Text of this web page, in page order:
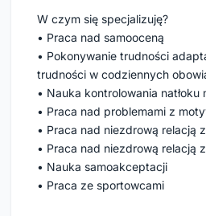
W czym się specjalizuję?
• Praca nad samooceną
• Pokonywanie trudności
trudności w codziennych
• Nauka kontrolowania natłoku
• Praca nad problemami z
• Praca nad niezdrową relacją
• Praca nad niezdrową relacją
• Nauka samoakceptacji
• Praca ze sportowcami